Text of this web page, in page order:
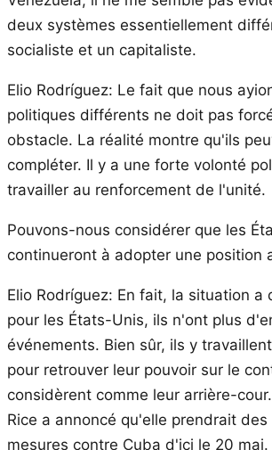
deux systèmes essentiellement
socialiste et un capitaliste.
Elio Rodríguez: Le fait que nous
politiques différents ne doit pas
obstacle. La réalité montre qu'ils
compléter. Il y a une forte volonté
travailler au renforcement de l'unité.
Pouvons-nous considérer que les
continueront à adopter une position
Elio Rodríguez: En fait, la situation a
pour les États-Unis, ils n'ont plus
événements. Bien sûr, ils y
pour retrouver leur pouvoir sur le
considèrent comme leur arrière-
Rice a annoncé qu'elle prendrait des
mesures contre Cuba d'ici le 20